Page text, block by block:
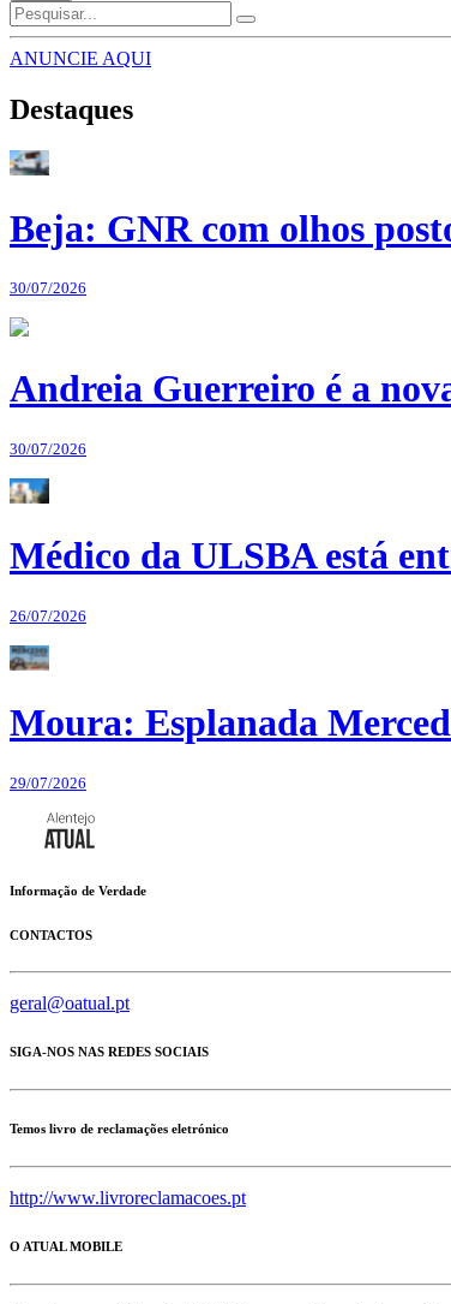
ANUNCIE AQUI
Destaques
Beja: GNR com olhos
30/07/2026
Andreia Guerreiro é a
30/07/2026
Médico da ULSBA está
26/07/2026
Moura: Esplanada
29/07/2026
Informação de Verdade
CONTACTOS
geral@oatual.pt
SIGA-NOS NAS REDES SOCIAIS
Temos livro de reclamações eletrónico
http://www.livroreclamacoes.pt
O ATUAL MOBILE